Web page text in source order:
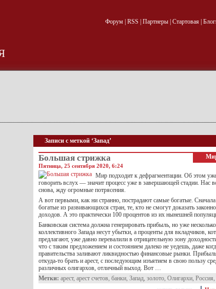
Форум| RSS Партнеры| Стартовая|
Записи с меткой ‘Запад’
Большая стрижка
Пятница, 25 сентября 2020, 6:24
Мир подходит к дефрагментации. Об этом
говорить вслух — значит процесс уже в завершающей стадии. Нас
снова, жду огромные потрясения.
А вот первыми, как ни странно, пострадают самые богатые.
богатые из развивающихся стран, те, кто не смогут доказать
доходов. А это практически 100 процентов из их нынешней
Банковская система должна генерировать прибыль, но уже
коллективного Запада несут убытки, а проценты для вкладчиков,
предлагают, уже давно перевалили в отрицательную зону
что с таким предложением и состоянием далеко не уедешь, даже
правительства заливают ликвидностью финансовые рынки.
откуда-то брать и арест, с последующим изъятием в свою пользу
различных олигархов, отличный выход. Вот …
Метки: арест, арест счетов, банки, Запад, золото, Олигархи, Россия,